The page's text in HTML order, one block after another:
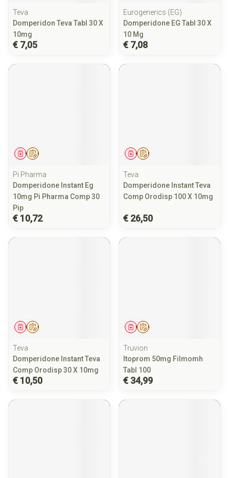
Teva
Domperidon Teva Tabl 30 X
10mg
€ 7,05
Eurogenerics (EG)
Domperidone EG Tabl 30 X
10 Mg
€ 7,08
Op voorschrift
Geneesmiddel
Pi Pharma
Domperidone Instant Eg
10mg Pi Pharma Comp 30
Pip
€ 10,72
Op voorschrift
Geneesmiddel
Teva
Domperidone Instant Teva
Comp Orodisp 100 X 10mg
€ 26,50
Op voorschrift
Geneesmiddel
Teva
Domperidone Instant Teva
Comp Orodisp 30 X 10mg
€ 10,50
Op voorschrift
Geneesmiddel
Truvion
Itoprom 50mg Filmomh
Tabl 100
€ 34,99